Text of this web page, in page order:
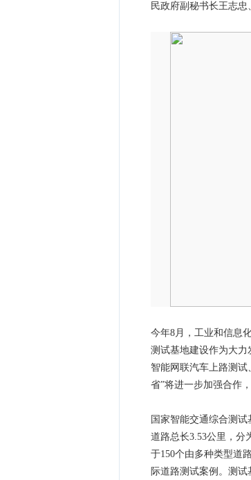
民政府副秘书长王志
今年8月，工业和信息
测试基地建设作为大
智能网联汽车上路测
省”将进一步加强合作
国家智能交通综合测
道路总长3.53公里，分
于150个由多种类型道
际道路测试案例。测